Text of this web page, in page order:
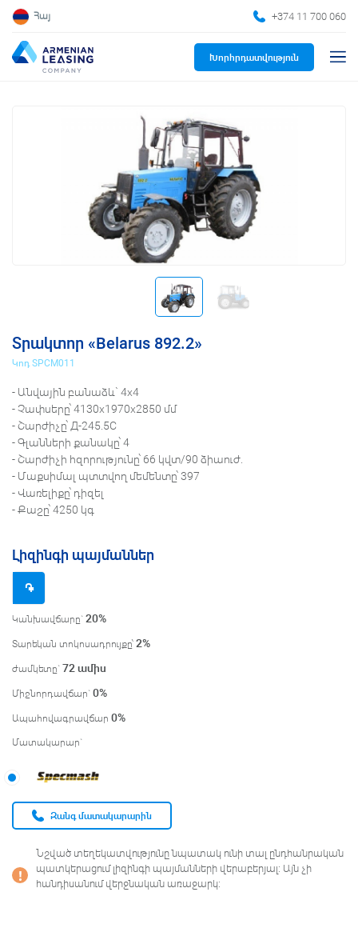
Հայ +374 11 700 060
Խորհրդատվություն
Տրակտոր «Belarus 892.2»
Կոդ SPCM011
- Անվային բանաձև` 4х4
- Չափսերը՝ 4130x1970x2850 մմ
- Շարժիչը՝ Д-245.5С
- Գլանների քանակը՝ 4
- Շարժիչի հզորությունը՝ 66 կվտ/90 ձիաուժ.
- Մաքսիմալ պտտվող մեմենտը՝ 397
- Վառելիքը՝ դիզել
- Քաշը՝ 4250 կգ
Լիզինգի պայմաններ
֌
Կանխավճարը`20%
Տարեկան տոկոսադրույքը՝2%
ժամկետը`72ամիս
Միջնորդավճար`0%
Ապահովագրավճար 0%
Մատակարար`
Զանգ մատակարարին
Նշված տեղեկատվությունը նպատակ ունի տալ ընդհանրական
պատկերացում լիզինգի պայմանների վերաբերյալ։ Այն չի
հանդիսանում վերջնական առաջարկ։